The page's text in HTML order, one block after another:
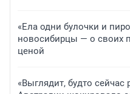
«Ела одни булочки и
новосибирцы — о своих
ценой
«Выглядит, будто сейчас